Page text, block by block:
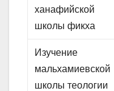
ханафийской
школы фикха
Изучение
мальхамиевской
школы теологии